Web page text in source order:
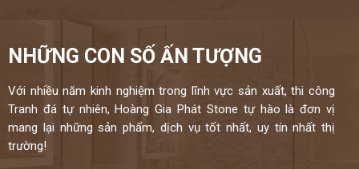
NHỮNG CON SỐ ẤN TƯỢNG
Với nhiều năm kinh nghiệm trong lĩnh vực sản xuất, thi công
Tranh đá tự nhiên, Hoàng Gia Phát Stone tự hào là đơn vị
mang lại những sản phẩm, dịch vụ tốt nhất, uy tín nhất thị
trường!